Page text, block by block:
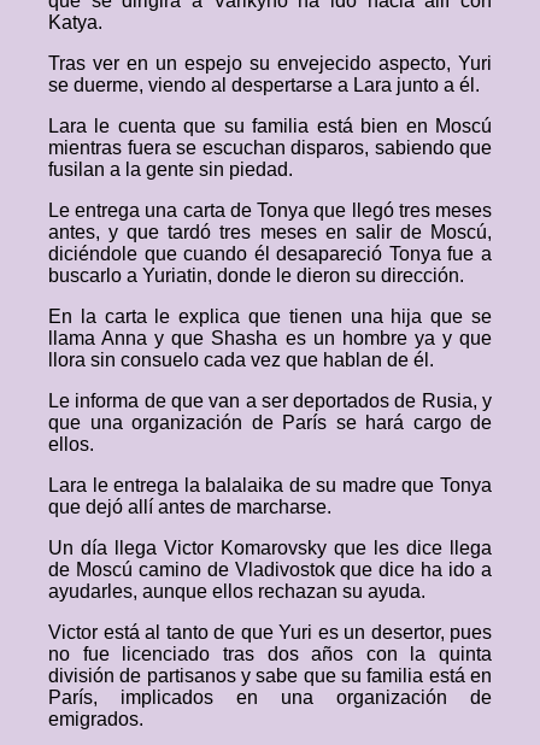
Katya.
Tras ver en un espejo su envejecido aspecto, Yuri
se duerme, viendo al despertarse a Lara junto a él.
Lara le cuenta que su familia está bien en Moscú
mientras fuera se escuchan disparos, sabiendo que
fusilan a la gente sin piedad.
Le entrega una carta de Tonya que llegó tres meses
antes, y que tardó tres meses en salir de Moscú,
diciéndole que cuando él desapareció Tonya fue a
buscarlo a Yuriatin, donde le dieron su dirección.
En la carta le explica que tienen una hija que se
llama Anna y que Shasha es un hombre ya y que
llora sin consuelo cada vez que hablan de él.
Le informa de que van a ser deportados de Rusia, y
que una organización de París se hará cargo de
ellos.
Lara le entrega la balalaika de su madre que Tonya
que dejó allí antes de marcharse.
Un día llega Victor Komarovsky que les dice llega
de Moscú camino de Vladivostok que dice ha ido a
ayudarles, aunque ellos rechazan su ayuda.
Victor está al tanto de que Yuri es un desertor, pues
no fue licenciado tras dos años con la quinta
división de partisanos y sabe que su familia está en
París, implicados en una organización de
emigrados.